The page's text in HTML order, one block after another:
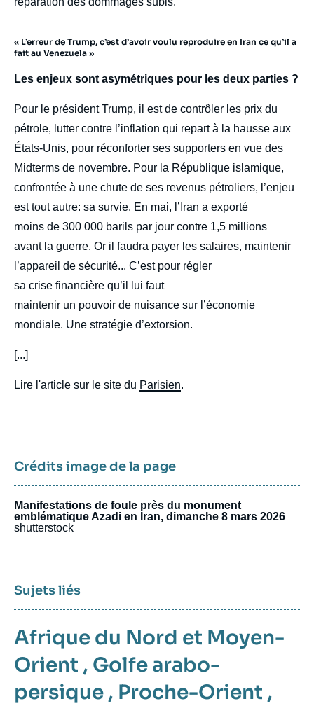
« L’erreur de Trump, c’est d’avoir voulu reproduire en Iran ce qu’il a
fait au Venezuela »
Les enjeux sont asymétriques pour les deux parties ?
Pour le président Trump, il est de contrôler les prix du
pétrole, lutter contre l’inflation qui repart à la hausse aux
États-Unis, pour réconforter ses supporters en vue des
Midterms de novembre. Pour la République islamique,
confrontée à une chute de ses revenus pétroliers, l’enjeu
est tout autre: sa survie. En mai, l’Iran a exporté
moins de 300 000 barils par jour contre 1,5 millions
avant la guerre. Or il faudra payer les salaires, maintenir
l’appareil de sécurité... C’est pour régler
sa crise financière qu’il lui faut
maintenir un pouvoir de nuisance sur l’économie
mondiale. Une stratégie d’extorsion.
[...]
Lire l'article sur le site du Parisien.
Crédits image de la page
Manifestations de foule près du monument
emblématique Azadi en Iran, dimanche 8 mars 2026
shutterstock
Sujets liés
Afrique du Nord et Moyen-
Orient , Golfe arabo-
persique , Proche-Orient ,